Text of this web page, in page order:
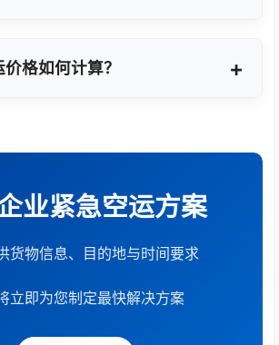
格如何计算？
业紧急空运方案
货物信息、目的地与时间要求
立即为您制定最快解决方案